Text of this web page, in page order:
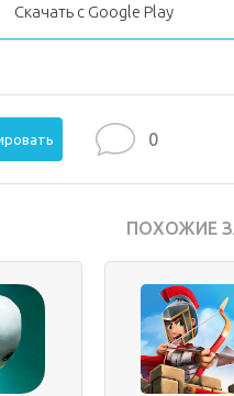
Скачать с Google Play
0
ПОХОЖИЕ